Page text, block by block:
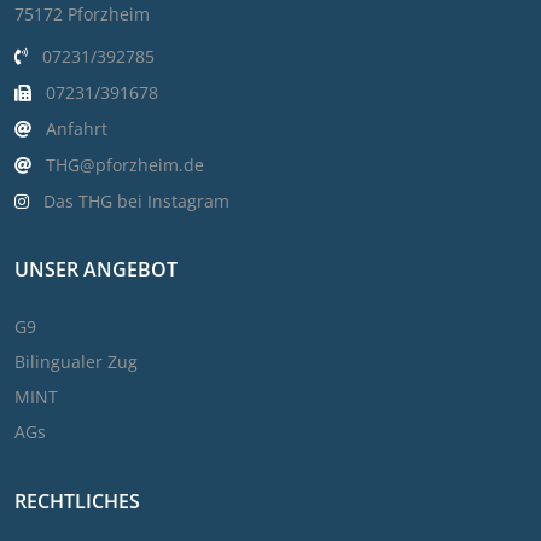
75172 Pforzheim
07231/392785
07231/391678
Anfahrt
THG@pforzheim.de
Das THG bei Instagram
UNSER ANGEBOT
G9
Bilingualer Zug
MINT
AGs
RECHTLICHES